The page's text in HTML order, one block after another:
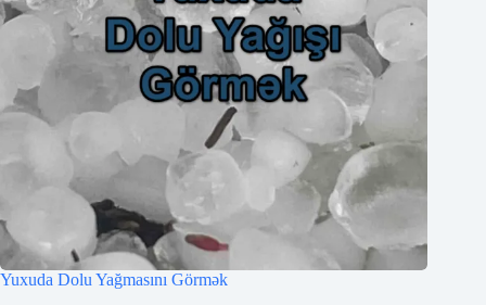
Yuxuda Dolu Yağmasını Görmək